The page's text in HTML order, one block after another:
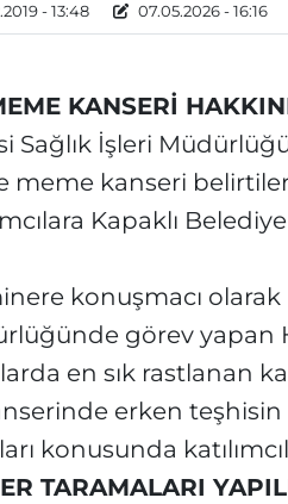
- 13:48 07.05.2026 - 16:16
KANSERİ
Sağlık İşleri
meme kanseri
Kapaklı
konuşmacı olarak
görev yapan
en sık rastlanan
erken
konusunda
TARAMALARI